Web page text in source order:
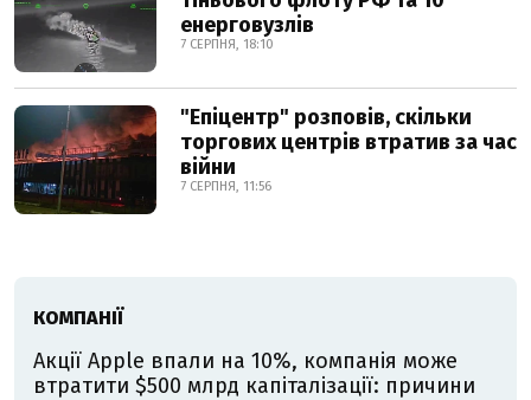
енерговузлів
7 СЕРПНЯ, 18:10
"Епіцентр" розповів, скільки
торгових центрів втратив за час
війни
7 СЕРПНЯ, 11:56
КОМПАНІЇ
Акції Apple впали на 10%, компанія може
втратити $500 млрд капіталізації: причини